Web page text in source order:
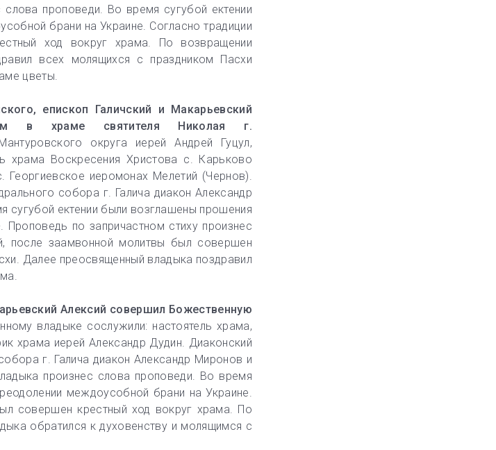
проповеди. Во время сугубой ектении
брани на Украине. Согласно традиции
ход вокруг храма. По возвращении
всех молящихся с праздником Пасхи
цветы.
епископ Галичский и Макарьевский
в храме святителя Николая г.
округа иерей Андрей Гуцул,
храма Воскресения Христова с. Карьково
Георгиевское иеромонах Мелетий (Чернов).
собора г. Галича диакон Александр
сугубой ектении были возглашены прошения
по запричастном cтиху произнес
после заамвонной молитвы был совершен
Далее преосвященный владыка поздравил
Алексий совершил Божественную
владыке сослужили: настоятель храма,
храма иерей Александр Дудин. Диаконский
г. Галича диакон Александр Миронов и
произнес слова проповеди. Во время
междоусобной брани на Украине.
совершен крестный ход вокруг храма. По
обратился к духовенству и молящимся с